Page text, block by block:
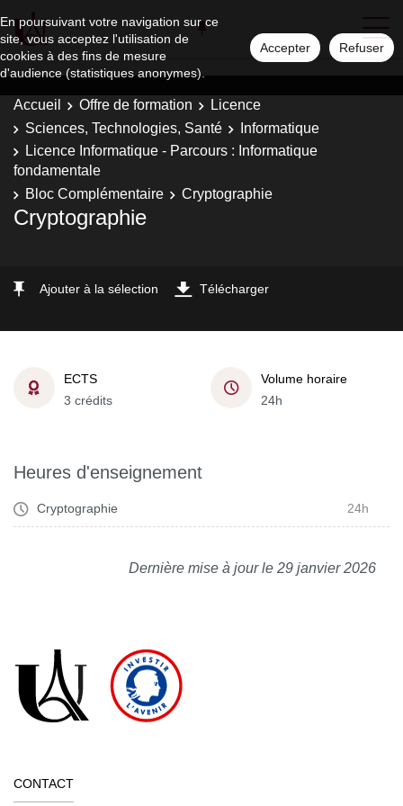
En poursuivant votre navigation sur ce
site, vous acceptez l'utilisation de
cookies à des fins de mesure
d'audience (statistiques anonymes).
Accepter Refuser
Accueil Offre de formation
Licence
Sciences, Technologies, Santé
Informatique
Licence Informatique - Parcours : Informatique
fondamentale
Bloc Complémentaire
Cryptographie
Cryptographie
Ajouter à la sélection Télécharger
ECTS
3 crédits
Volume horaire
24h
Heures d'enseignement
Cryptographie 24h
Dernière mise à jour le 29 janvier 2026
CONTACT